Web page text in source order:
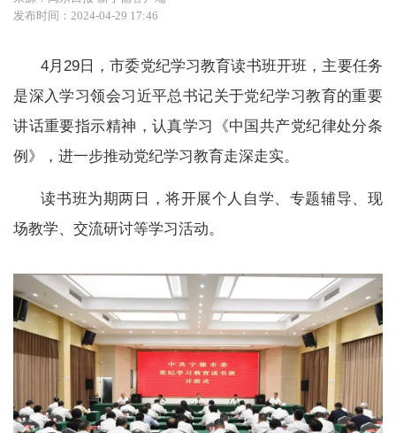
发布时间：2024-04-29 17:46
4月29日，市委党纪学习教育读书班开班，主要任务
是深入学习领会习近平总书记关于党纪学习教育的重要
讲话重要指示精神，认真学习《中国共产党纪律处分条
例》，进一步推动党纪学习教育走深走实。
读书班为期两日，将开展个人自学、专题辅导、现
场教学、交流研讨等学习活动。